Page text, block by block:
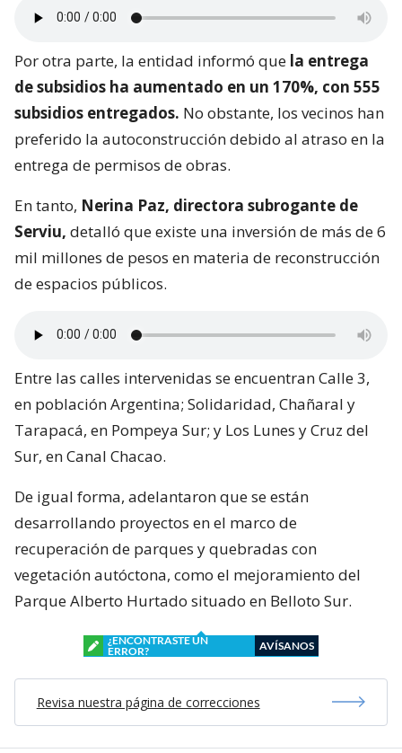
Por otra parte, la entidad informó que la entrega
de subsidios ha aumentado en un 170%, con 555
subsidios entregados. No obstante, los vecinos han
preferido la autoconstrucción debido al atraso en la
entrega de permisos de obras.
En tanto, Nerina Paz, directora subrogante de
Serviu, detalló que existe una inversión de más de 6
mil millones de pesos en materia de reconstrucción
de espacios públicos.
Entre las calles intervenidas se encuentran Calle 3,
en población Argentina; Solidaridad, Chañaral y
Tarapacá, en Pompeya Sur; y Los Lunes y Cruz del
Sur, en Canal Chacao.
De igual forma, adelantaron que se están
desarrollando proyectos en el marco de
recuperación de parques y quebradas con
vegetación autóctona, como el mejoramiento del
Parque Alberto Hurtado situado en Belloto Sur.
¿ENCONTRASTE UN
ERROR?
AVÍSANOS
Revisa nuestra página de correcciones